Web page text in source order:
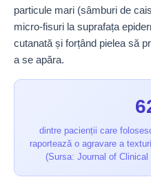
particule mari (sâmburi de
micro-fisuri la suprafața
cutanată și forțând pielea să
a se apăra.
dintre pacienții care
raportează o agravare a
(Sursa: Journal of Clinical